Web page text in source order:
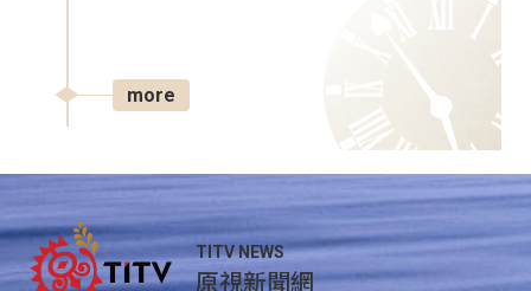
more
TITV NEWS
原視新聞網